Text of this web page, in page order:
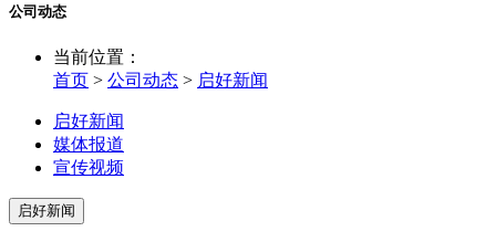
公司动态
当前位置：
首页 > 公司动态 > 启好新闻
启好新闻
媒体报道
宣传视频
启好新闻